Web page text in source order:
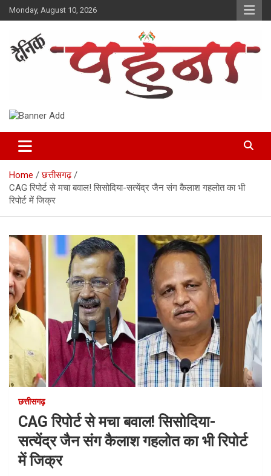
Skip
to
Monday, August 10, 2026
Dainik Pahuna
Home
छत्तीसगढ़
CAG रिपोर्ट से मचा बवाल! सिसोदिया-सत्येंद्र जैन संग कैलाश गहलोत का भी
रिपोर्ट में जिक्र
छत्तीसगढ़
CAG रिपोर्ट से मचा बवाल! सिसोदिया-
सत्येंद्र जैन संग कैलाश गहलोत का भी रिपोर्ट
में जिक्र